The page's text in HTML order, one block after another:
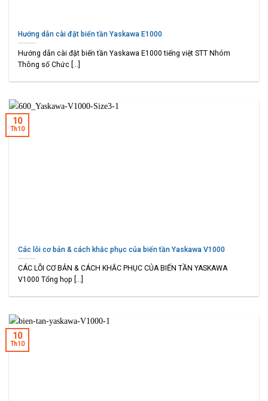
Hướng dẫn cài đặt biến tần Yaskawa E1000
Hướng dẫn cài đặt biến tần Yaskawa E1000 tiếng việt STT Nhóm
Thông số Chức [...]
Các lỗi cơ bản & cách khắc phục của biến tần Yaskawa V1000
CÁC LỖI CƠ BẢN & CÁCH KHẮC PHỤC CỦA BIẾN TẦN YASKAWA
V1000 Tổng họp [...]
10
Th10
10
Th10